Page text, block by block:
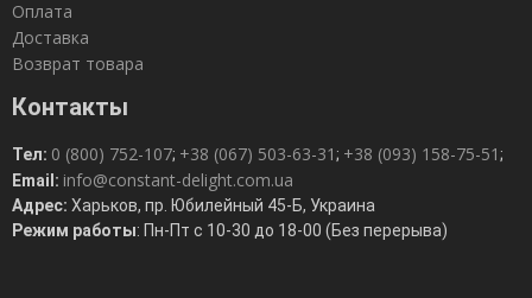
Оплата
Доставка
Возврат товара
Контакты
Тел: 0 (800) 752-107; +38 (067) 503-63-31; +38 (093) 158-75-51;
Email: info@constant-delight.com.ua
Адрес: Харьков, пр. Юбилейный 45-Б, Украина
Режим работы: Пн-Пт с 10-30 до 18-00 (Без перерыва)